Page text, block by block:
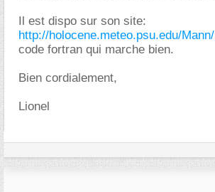
Il est dispo sur son site:
http://holocene.meteo.psu.edu/Mann/
code fortran qui marche bien.
Bien cordialement,
Lionel